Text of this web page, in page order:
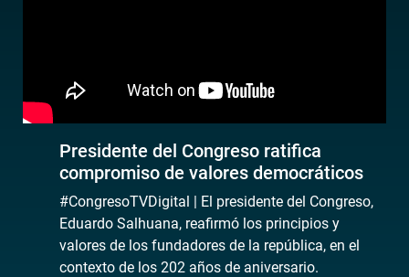
Presidente del Congreso ratifica
compromiso de valores democráticos
#CongresoTVDigital | El presidente del Congreso,
Eduardo Salhuana, reafirmó los principios y
valores de los fundadores de la república, en el
contexto de los 202 años de aniversario.